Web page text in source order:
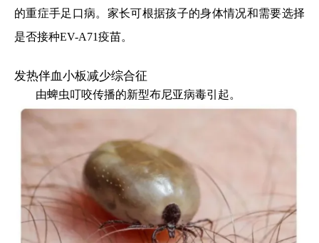
的重症手足口病。家长可根据孩子的身体情况和需要选择
是否接种EV-A71疫苗。
发热伴血小板减少综合征
由蜱虫叮咬传播的新型布尼亚病毒引起。